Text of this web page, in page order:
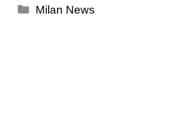
Categorie
Milan News